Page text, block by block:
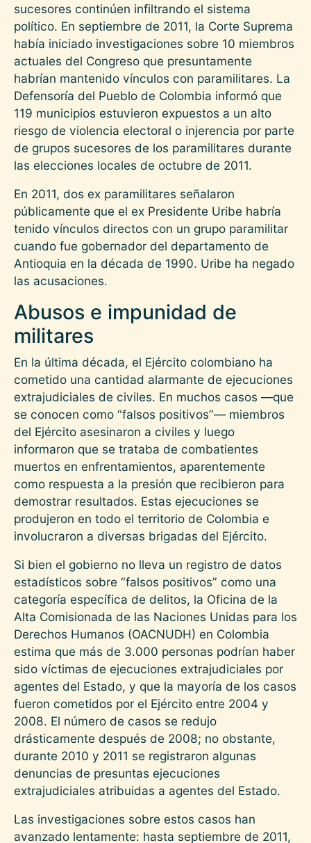
sucesores continúen infiltrando el sistema
político. En septiembre de 2011, la Corte Suprema
había iniciado investigaciones sobre 10 miembros
actuales del Congreso que presuntamente
habrían mantenido vínculos con paramilitares. La
Defensoría del Pueblo de Colombia informó que
119 municipios estuvieron expuestos a un alto
riesgo de violencia electoral o injerencia por parte
de grupos sucesores de los paramilitares durante
las elecciones locales de octubre de 2011.
En 2011, dos ex paramilitares señalaron
públicamente que el ex Presidente Uribe habría
tenido vínculos directos con un grupo paramilitar
cuando fue gobernador del departamento de
Antioquia en la década de 1990. Uribe ha negado
las acusaciones.
Abusos e impunidad de
militares
En la última década, el Ejército colombiano ha
cometido una cantidad alarmante de ejecuciones
extrajudiciales de civiles. En muchos casos —que
se conocen como “falsos positivos”— miembros
del Ejército asesinaron a civiles y luego
informaron que se trataba de combatientes
muertos en enfrentamientos, aparentemente
como respuesta a la presión que recibieron para
demostrar resultados. Estas ejecuciones se
produjeron en todo el territorio de Colombia e
involucraron a diversas brigadas del Ejército.
Si bien el gobierno no lleva un registro de datos
estadísticos sobre “falsos positivos” como una
categoría específica de delitos, la Oficina de la
Alta Comisionada de las Naciones Unidas para los
Derechos Humanos (OACNUDH) en Colombia
estima que más de 3.000 personas podrían haber
sido víctimas de ejecuciones extrajudiciales por
agentes del Estado, y que la mayoría de los casos
fueron cometidos por el Ejército entre 2004 y
2008. El número de casos se redujo
drásticamente después de 2008; no obstante,
durante 2010 y 2011 se registraron algunas
denuncias de presuntas ejecuciones
extrajudiciales atribuidas a agentes del Estado.
Las investigaciones sobre estos casos han
avanzado lentamente: hasta septiembre de 2011,